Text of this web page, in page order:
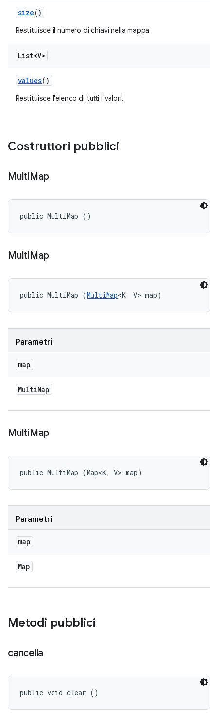
size()
Restituisce il numero di chiavi nella mappa
List<V>
values()
Restituisce l'elenco di tutti i valori.
Costruttori pubblici
MultiMap
public MultiMap ()
MultiMap
public MultiMap (MultiMap<K, V> map)
Parametri
map
MultiMap
MultiMap
public MultiMap (Map<K, V> map)
Parametri
map
Map
Metodi pubblici
cancella
public void clear ()